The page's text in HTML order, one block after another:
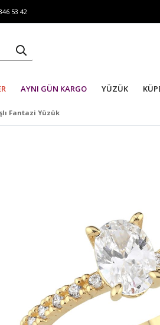
53 42
AYNI GÜN KARGO YÜZÜK
Fantazi Yüzük